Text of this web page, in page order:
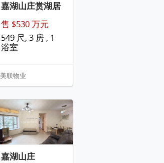
嘉湖山庄赏湖居
售 $530 万元
549 尺, 3 房 , 1
浴室
美联物业
嘉湖山庄